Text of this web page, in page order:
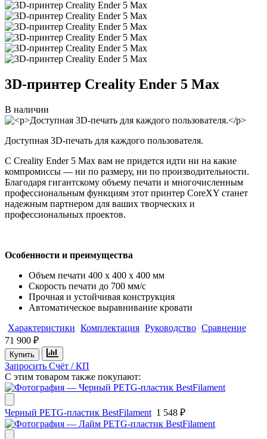
3D-принтер Creality Ender 5 Max
В наличии
Доступная 3D-печать для каждого пользователя.
С Creality Ender 5 Max вам не придется идти ни на какие
компромиссы — ни по размеру, ни по производительности.
Благодаря гигантскому объему печати и многочисленным
профессиональным функциям этот принтер CoreXY станет
надежным партнером для ваших творческих и
профессиональных проектов.
Особенности и преимущества
Объем печати 400 x 400 x 400 мм
Скорость печати до 700 мм/с
Прочная и устойчивая конструкция
Автоматическое выравнивание кровати
Характеристики Комплектация Руководство Сравнение
71 900 ₽
Купить
Запросить Счёт / КП
С этим товаром также покупают:
Черный PETG-пластик BestFilament 1 548 ₽